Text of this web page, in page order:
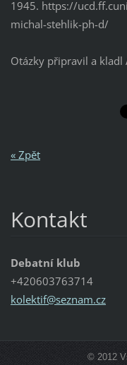
1945. https://
michal-stehlik-ph-d/
Otázky připravil a kladl
« Zpět
Kontakt
Debatní klub
+420603763714
kolektif@seznam.cz
© 2012